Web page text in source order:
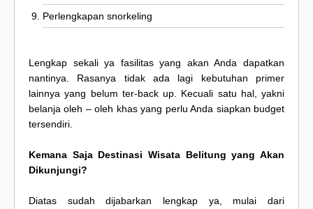
Perlengkapan snorkeling
Lengkap sekali ya fasilitas yang akan Anda dapatkan
nantinya. Rasanya tidak ada lagi kebutuhan primer
lainnya yang belum ter-back up. Kecuali satu hal, yakni
belanja oleh – oleh khas yang perlu Anda siapkan budget
tersendiri.
Kemana Saja Destinasi Wisata Belitung yang Akan
Dikunjungi?
Diatas sudah dijabarkan lengkap ya, mulai dari